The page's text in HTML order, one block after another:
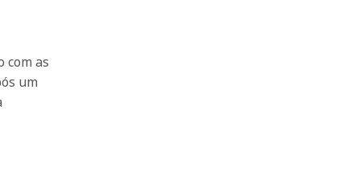
com as
um